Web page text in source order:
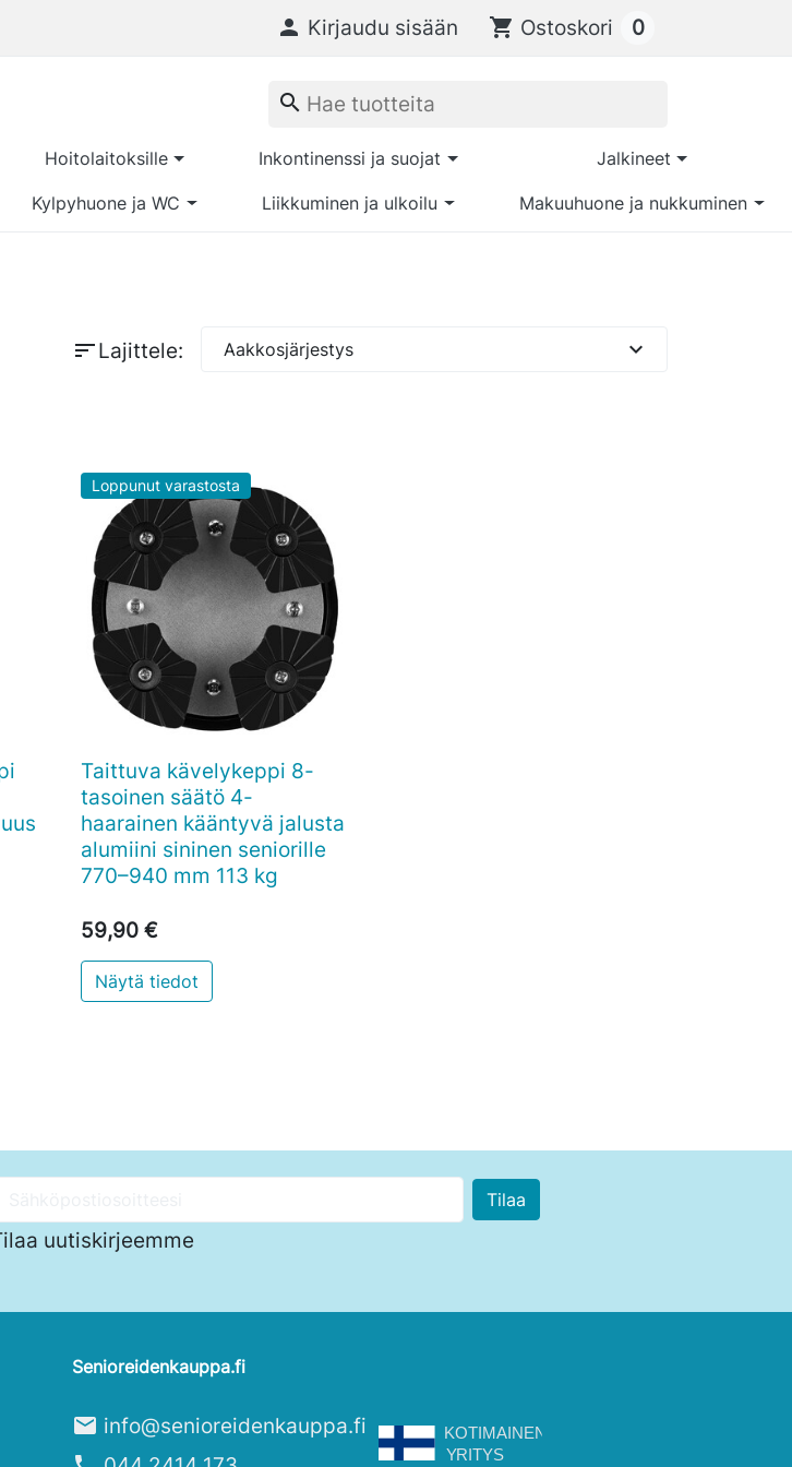
 Kirjaudu sisään shopping_cart Ostoskori 0
Hoitolaitoksille Inkontinenssi ja suojat Jalkineet
Kylpyhuone ja WC Liikkuminen ja ulkoilu Makuuhuone ja nukkuminen
search
sortLajittele: Aakkosjärjestys expand_more
Loppunut varastosta
 Pikakatselu
Taittuva kävelykeppi 8-
tasoinen säätö 4-
haarainen kääntyvä jalusta
alumiini sininen seniorille
770–940 mm 113 kg
59,90 €
Näytä tiedot
uutiskirjeemme
Senioreidenkauppa.fi
mail info@senioreidenkauppa.fi